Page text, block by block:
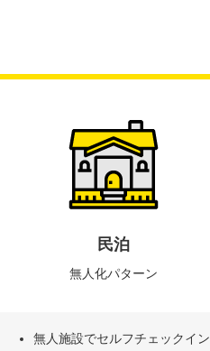
民泊
無人化パターン
無人施設でセルフチェックイン